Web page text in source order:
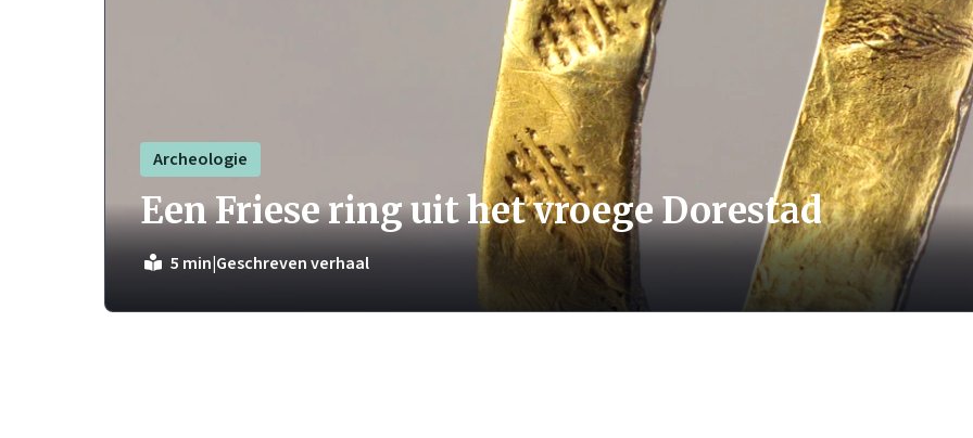
Archeologie
Een Friese ring uit het vroege Dorestad
5 min|Geschreven verhaal